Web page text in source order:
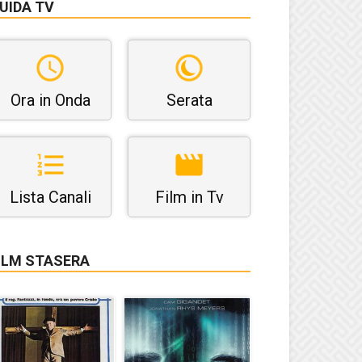
TV
Ora in Onda Serata
Lista Canali Film in Tv
STASERA